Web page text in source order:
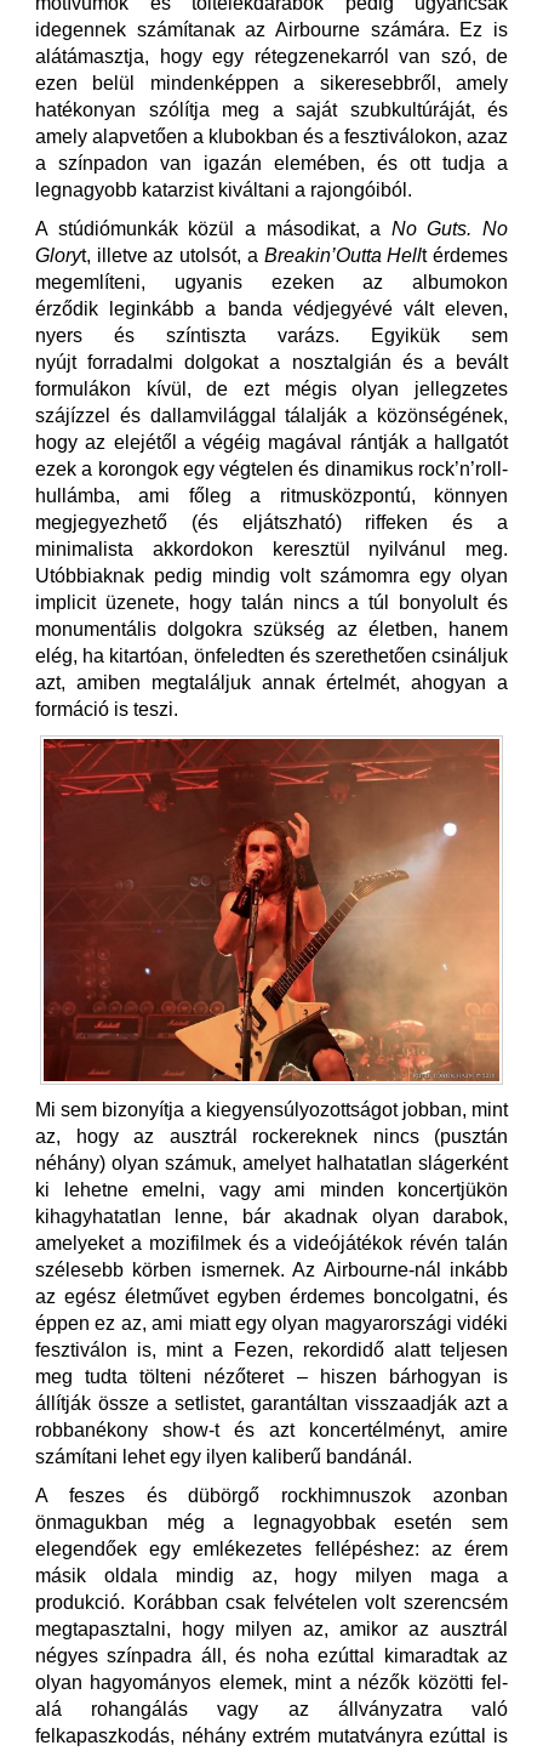
idegennek számítanak az Airbourne számára. Ez is
alátámasztja, hogy egy rétegzenekarról van szó, de
ezen belül mindenképpen a sikeresebbről, amely
hatékonyan szólítja meg a saját szubkultúráját, és
amely alapvetően a klubokban és a fesztiválokon, azaz
a színpadon van igazán elemében, és ott tudja a
legnagyobb katarzist kiváltani a rajongóiból.
A stúdiómunkák közül a másodikat, a No Guts. No
Gloryt, illetve az utolsót, a Breakin’Outta Hellt érdemes
megemlíteni, ugyanis ezeken az albumokon
érződik leginkább a banda védjegyévé vált eleven,
nyers és színtiszta varázs. Egyikük sem
nyújt forradalmi dolgokat a nosztalgián és a bevált
formulákon kívül, de ezt mégis olyan jellegzetes
szájízzel és dallamvilággal tálalják a közönségének,
hogy az elejétől a végéig magával rántják a hallgatót
ezek a korongok egy végtelen és dinamikus rock’n’roll-
hullámba, ami főleg a ritmusközpontú, könnyen
megjegyezhető (és eljátszható) riffeken és a
minimalista akkordokon keresztül nyilvánul meg.
Utóbbiaknak pedig mindig volt számomra egy olyan
implicit üzenete, hogy talán nincs a túl bonyolult és
monumentális dolgokra szükség az életben, hanem
elég, ha kitartóan, önfeledten és szerethetően csináljuk
azt, amiben megtaláljuk annak értelmét, ahogyan a
formáció is teszi.
Mi sem bizonyítja a kiegyensúlyozottságot jobban, mint
az, hogy az ausztrál rockereknek nincs (pusztán
néhány) olyan számuk, amelyet halhatatlan slágerként
ki lehetne emelni, vagy ami minden koncertjükön
kihagyhatatlan lenne, bár akadnak olyan darabok,
amelyeket a mozifilmek és a videójátékok révén talán
szélesebb körben ismernek. Az Airbourne-nál inkább
az egész életművet egyben érdemes boncolgatni, és
éppen ez az, ami miatt egy olyan magyarországi vidéki
fesztiválon is, mint a Fezen, rekordidő alatt teljesen
meg tudta tölteni nézőteret – hiszen bárhogyan is
állítják össze a setlistet, garantáltan visszaadják azt a
robbanékony show-t és azt koncertélményt, amire
számítani lehet egy ilyen kaliberű bandánál.
A feszes és dübörgő rockhimnuszok azonban
önmagukban még a legnagyobbak esetén sem
elegendőek egy emlékezetes fellépéshez: az érem
másik oldala mindig az, hogy milyen maga a
produkció. Korábban csak felvételen volt szerencsém
megtapasztalni, hogy milyen az, amikor az ausztrál
négyes színpadra áll, és noha ezúttal kimaradtak az
olyan hagyományos elemek, mint a nézők közötti fel-
alá rohangálás vagy az állványzatra való
felkapaszkodás, néhány extrém mutatványra ezúttal is